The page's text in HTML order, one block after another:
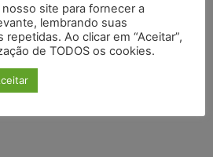
das urnas eletrônicas tornam-se
digital e lacração
constitucionalidade da proibição
site para fornecer a
lembrando suas
Ao clicar em “Aceitar”,
de TODOS os cookies.